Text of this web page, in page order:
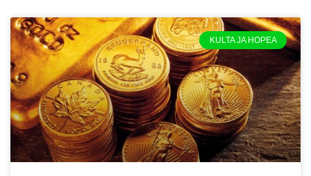
KULTA JA HOPEA